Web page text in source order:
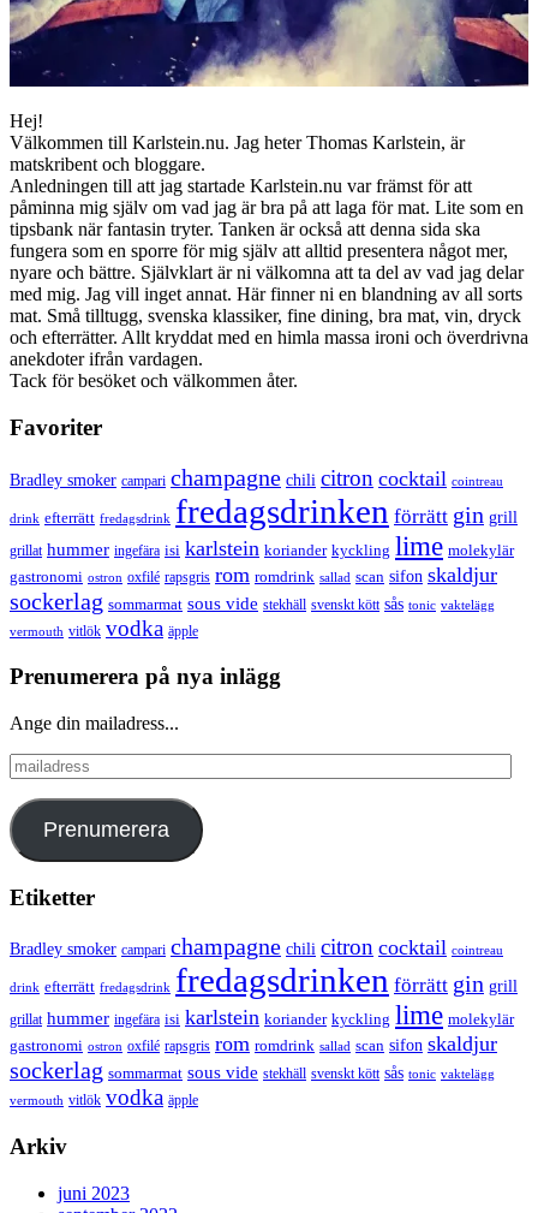
Hej!
Välkommen till Karlstein.nu. Jag heter Thomas Karlstein, är
matskribent och bloggare.
Anledningen till att jag startade Karlstein.nu var främst för att
påminna mig själv om vad jag är bra på att laga för mat. Lite som en
tipsbank när fantasin tryter. Tanken är också att denna sida ska
fungera som en sporre för mig själv att alltid presentera något mer,
nyare och bättre. Självklart är ni välkomna att ta del av vad jag delar
med mig. Jag vill inget annat. Här finner ni en blandning av all sorts
mat. Små tilltugg, svenska klassiker, fine dining, bra mat, vin, dryck
och efterrätter. Allt kryddat med en himla massa ironi och överdrivna
anekdoter ifrån vardagen.
Tack för besöket och välkommen åter.
Favoriter
Bradley smoker campari champagne chili citron cocktail cointreau
drink efterrätt fredagsdrink fredagsdrinken förrätt gin grill
grillat hummer ingefära isi karlstein koriander kyckling lime molekylär
gastronomi ostron oxfilé rapsgris rom romdrink sallad scan sifon skaldjur
sockerlag sommarmat sous vide stekhäll svenskt kött sås tonic vaktelägg
vermouth vitlök vodka äpple
Prenumerera på nya inlägg
Ange din mailadress...
mailadress
Prenumerera
Etiketter
Bradley smoker campari champagne chili citron cocktail cointreau
drink efterrätt fredagsdrink fredagsdrinken förrätt gin grill
grillat hummer ingefära isi karlstein koriander kyckling lime molekylär
gastronomi ostron oxfilé rapsgris rom romdrink sallad scan sifon skaldjur
sockerlag sommarmat sous vide stekhäll svenskt kött sås tonic vaktelägg
vermouth vitlök vodka äpple
Arkiv
juni 2023